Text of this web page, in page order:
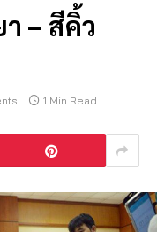
า – สีคิ้ว
1 Min Read